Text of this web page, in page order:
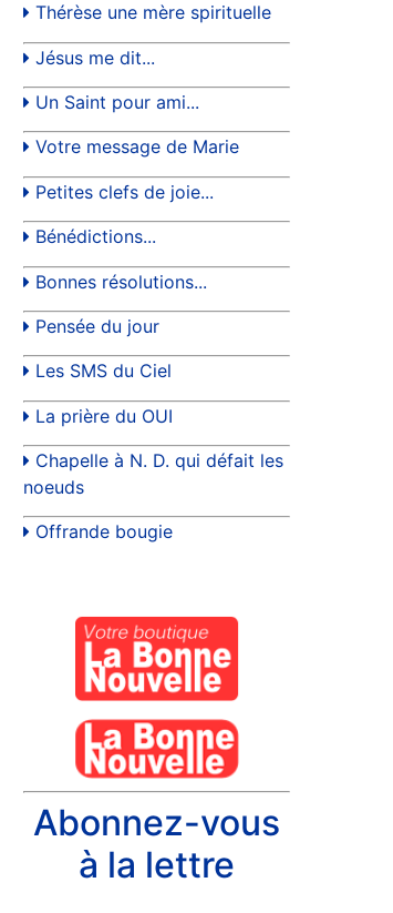
Thérèse une mère spirituelle
Jésus me dit...
Un Saint pour ami...
Votre message de Marie
Petites clefs de joie...
Bénédictions...
Bonnes résolutions...
Pensée du jour
Les SMS du Ciel
La prière du OUI
Chapelle à N. D. qui défait les
noeuds
Offrande bougie
Abonnez-vous
à la lettre